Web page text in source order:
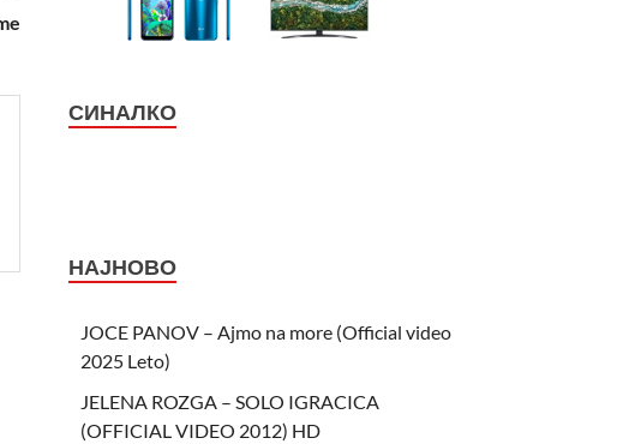
СИНАЛКО
НАЈНОВО
JOCE PANOV – Ajmo na more (Official video
2025 Leto)
JELENA ROZGA – SOLO IGRACICA
(OFFICIAL VIDEO 2012) HD